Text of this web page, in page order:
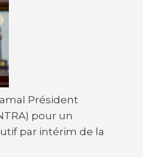
Président
pour un
par intérim de la